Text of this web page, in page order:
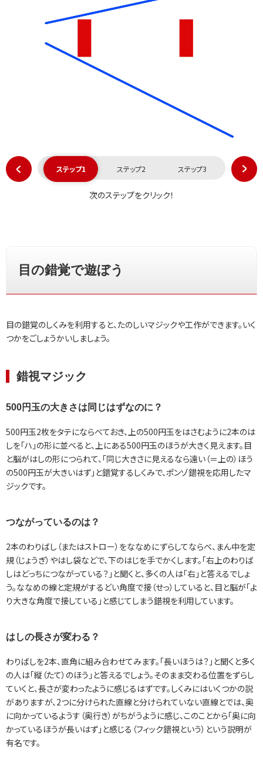
ステップ1 ステップ2 ステップ3
次のステップをクリック！
目の錯覚で遊ぼう
目の錯覚のしくみを利用すると、たのしいマジックや工作ができます。いく
つかをごしょうかいしましょう。
錯視マジック
500円玉の大きさは同じはずなのに？
500円玉2枚をタテにならべておき、上の500円玉をはさむように2本のは
しを「ハ」の形に並べると、上にある500円玉のほうが大きく見えます。目
と脳がはしの形につられて、「同じ大きさに見えるなら遠い（＝上の）ほう
の500円玉が大きいはず」と錯覚するしくみで、ポンゾ錯視を応用したマ
ジックです。
つながっているのは？
2本のわりばし（またはストロー）をななめにずらしてならべ、まん中を定
規（じょうぎ）やはし袋などで、下のはじを手でかくします。「右上のわりば
しはどっちにつながっている？」と聞くと、多くの人は「右」と答えるでしょ
う。ななめの線と定規がするどい角度で接（せっ）していると、目と脳が「よ
り大きな角度で接している」と感じてしまう錯視を利用しています。
はしの長さが変わる？
わりばしを2本、直角に組み合わせてみます。「長いほうは？」と聞くと多く
の人は「縦（たて）のほう」と答えるでしょう。そのまま交わる位置をずらし
ていくと、長さが変わったように感じるはずです。しくみにはいくつかの説
がありますが、2つに分けられた直線と分けられていない直線とでは、奥
に向かっているようす（奥行き）がちがうように感じ、このことから「奥に向
かっているほうが長いはず」と感じる（フィック錯視という）という説明が
有名です。